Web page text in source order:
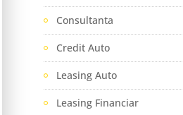
Consultanta
Credit Auto
Leasing Auto
Leasing Financiar